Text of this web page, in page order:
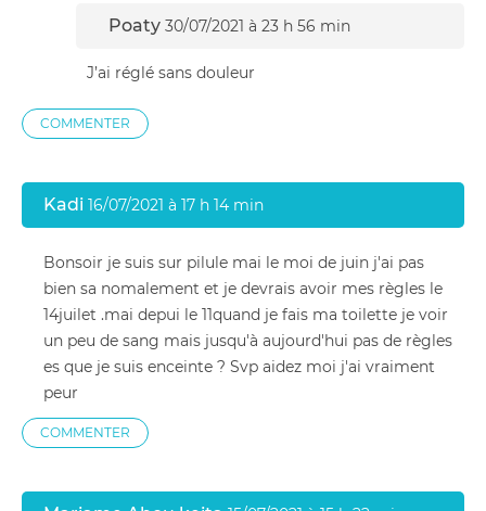
Poaty 30/07/2021 à 23 h 56 min
J’ai réglé sans douleur
COMMENTER
Kadi 16/07/2021 à 17 h 14 min
Bonsoir je suis sur pilule mai le moi de juin j'ai pas
bien sa nomalement et je devrais avoir mes règles le
14juilet .mai depui le 11quand je fais ma toilette je voir
un peu de sang mais jusqu'à aujourd'hui pas de règles
es que je suis enceinte ? Svp aidez moi j'ai vraiment
peur
COMMENTER